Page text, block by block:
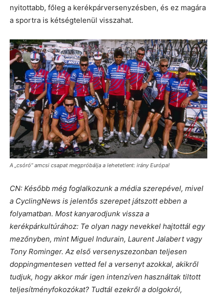
nyitottabb, főleg a kerékpárversenyzésben, és ez magára
a sportra is kétségtelenül visszahat.
A „csóró” amcsi csapat megpróbálja a lehetetlent: irány Európa!
CN: Később még foglalkozunk a média szerepével, mivel
a CyclingNews is jelentős szerepet játszott ebben a
folyamatban. Most kanyarodjunk vissza a
kerékpárkultúrához: Te olyan nagy nevekkel hajtottál egy
mezőnyben, mint Miguel Indurain, Laurent Jalabert vagy
Tony Rominger. Az első versenyszezonban teljesen
doppingmentesen vetted fel a versenyt azokkal, akikről
tudjuk, hogy akkor már igen intenzíven használtak tiltott
teljesítményfokozókat? Tudtál ezekről a dolgokról,